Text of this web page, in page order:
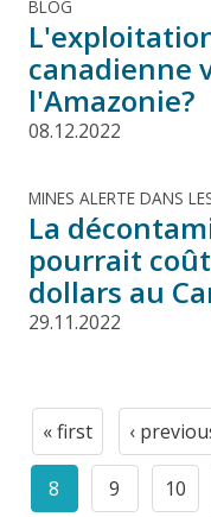
BLOG
canadienne
l'Amazonie?
08.12.2022
MINES ALERTE DANS
La
pourrait
dollars au
29.11.2022
Pagination
First
page
« first ‹
Current
8
Page
9
Page
10